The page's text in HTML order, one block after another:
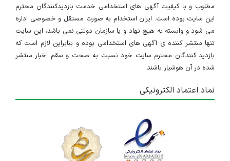
مطلوب و با کیفیت آگهی های استخدامی خدمت بازدیدکنندگان محترم
این سایت بوده است. ایران استخدام به صورت مستقل و خصوصی اداره
می شود و وابسته به هیچ نهاد و یا سازمان دولتی نمی باشد، این سایت
تنها منتشر کننده ی آگهی های استخدامی بوده و بنابراین لازم است که
بازدید کنندگان محترم سایت خود نسبت به صحت و سقم اخبار منتشر
شده در آن هوشیار باشند.
نماد اعتماد الکترونیکی